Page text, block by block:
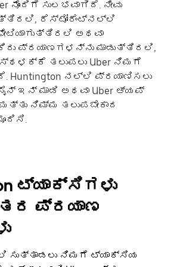
ನೊಂದಿಗೆ ಸುಲಭವಾಗಿದೆ. ನೀವು
ರೆಸ್ಟೋರೆಂಟ್‌ನಲ್ಲಿ
ಅಥವಾ
ಪ್ರಯಾಣಗಳನ್ನು ಮಾಡುತ್ತಿರಲಿ,
ಸ್ಥಳಕ್ಕೆ ತಲುಪಲು Uber ನಿಮಗೆ
Huntington ನಲ್ಲಿ ಪ್ರಯಾಣಿಸಲು
ಇನ್ ಮಾಡಿ ಅಥವಾ Uber ಆ್ಯಪ್
ನಿಮ್ಮ ತಲುಪಬೇಕಾದ
ಟ್ಯಾಕ್ಸಿಗಳು
ಪ್ರಯಾಣ
ಸುತ್ತಾಡಲು ನಿಮಗೆ ಟ್ಯಾಕ್ಸಿಯ